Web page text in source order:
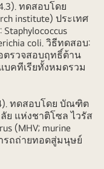
ทดสอบโดย
institute) ประเทศ
coli. วิธีทดสอบ:
ตรวจสอบฤทธิ์ต้าน
คทีเรียทั้งหมดรวม
ทดสอบโดย บัณฑิต
ย แห่งชาติโซล ไวรัส
(MHV; murine
รถถ่ายทอดสู่มนุษย์